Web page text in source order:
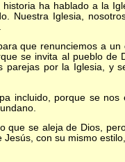
ha hablado a la
Nuestra Iglesia,
que renunciemos a un
se invita al pueblo de
por la Iglesia, y
porque se nos
se aleja de Dios,
con su mismo